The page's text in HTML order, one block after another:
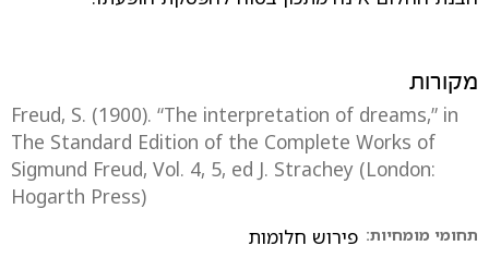
מקורות
Freud, S. (1900). “The interpretation of dreams,” in
The Standard Edition of the Complete Works of
Sigmund Freud, Vol. 4, 5, ed J. Strachey (London:
Hogarth Press)
תחומי מומחיות: פירוש חלומות